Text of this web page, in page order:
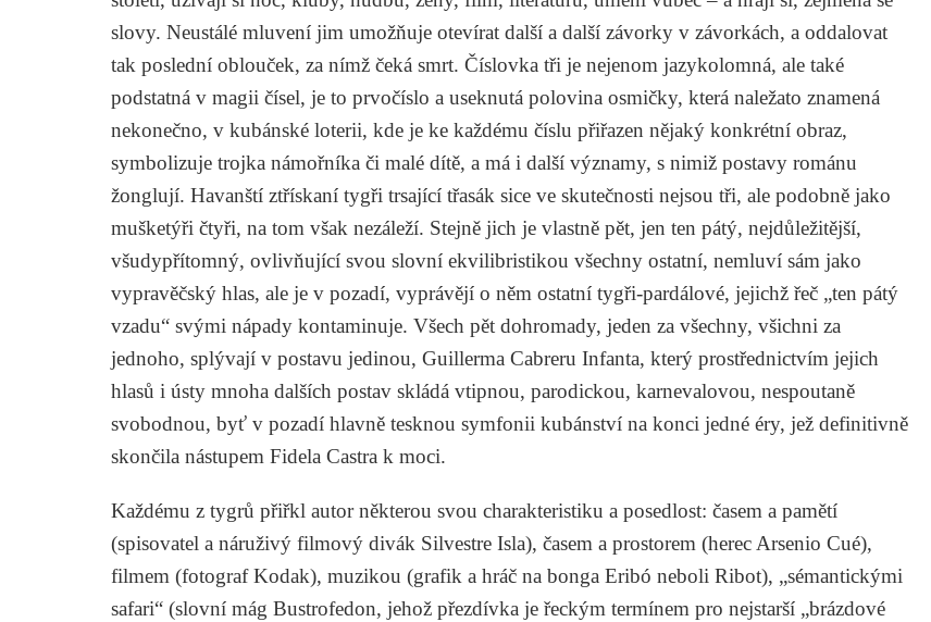
slovy. Neustálé mluvení jim umožňuje otevírat další a další závorky v závorkách, a oddalovat
tak poslední oblouček, za nímž čeká smrt. Číslovka tři je nejenom jazykolomná, ale také
podstatná v magii čísel, je to prvočíslo a useknutá polovina osmičky, která naležato znamená
nekonečno, v kubánské loterii, kde je ke každému číslu přiřazen nějaký konkrétní obraz,
symbolizuje trojka námořníka či malé dítě, a má i další významy, s nimiž postavy románu
žonglují. Havanští ztřískaní tygři trsající třasák sice ve skutečnosti nejsou tři, ale podobně jako
mušketýři čtyři, na tom však nezáleží. Stejně jich je vlastně pět, jen ten pátý, nejdůležitější,
všudypřítomný, ovlivňující svou slovní ekvilibristikou všechny ostatní, nemluví sám jako
vypravěčský hlas, ale je v pozadí, vyprávějí o něm ostatní tygři-pardálové, jejichž řeč „ten pátý
vzadu“ svými nápady kontaminuje. Všech pět dohromady, jeden za všechny, všichni za
jednoho, splývají v postavu jedinou, Guillerma Cabreru Infanta, který prostřednictvím jejich
hlasů i ústy mnoha dalších postav skládá vtipnou, parodickou, karnevalovou, nespoutaně
svobodnou, byť v pozadí hlavně tesknou symfonii kubánství na konci jedné éry, jež definitivně
skončila nástupem Fidela Castra k moci.
Každému z tygrů přiřkl autor některou svou charakteristiku a posedlost: časem a pamětí
(spisovatel a náruživý filmový divák Silvestre Isla), časem a prostorem (herec Arsenio Cué),
filmem (fotograf Kodak), muzikou (grafik a hráč na bonga Eribó neboli Ribot), „sémantickými
safari“ (slovní mág Bustrofedon, jehož přezdívka je řeckým termínem pro nejstarší „brázdové